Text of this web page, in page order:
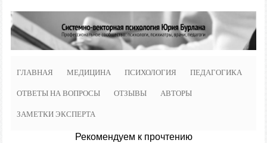
ГЛАВНАЯ МЕДИЦИНА ПСИХОЛОГИЯ ПЕДАГОГИКА
ОТВЕТЫ НА ВОПРОСЫ ОТЗЫВЫ АВТОРЫ
ЗАМЕТКИ ЭКСПЕРТА
Рекомендуем к прочтению